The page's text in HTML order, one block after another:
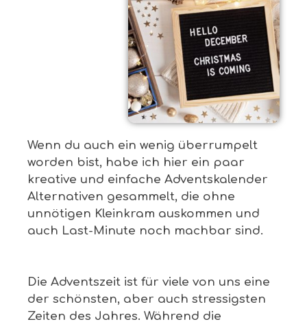
Wenn du auch ein wenig überrumpelt
worden bist, habe ich hier ein paar
kreative und einfache Adventskalender
Alternativen gesammelt, die ohne
unnötigen Kleinkram auskommen und
auch Last-Minute noch machbar sind.
Die Adventszeit ist für viele von uns eine
der schönsten, aber auch stressigsten
Zeiten des Jahres. Während die